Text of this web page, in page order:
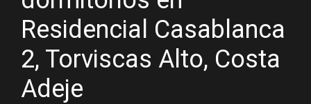
Residencial Casablanca
2, Torviscas Alto, Costa
Adeje